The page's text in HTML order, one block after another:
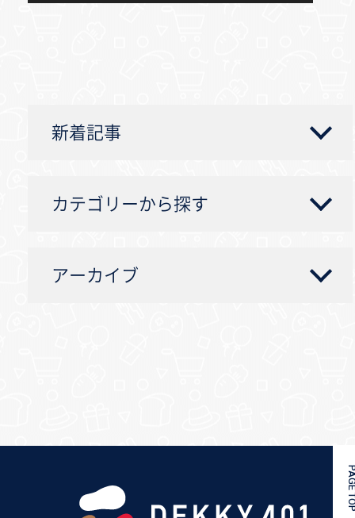
新着記事
カテゴリーから探す
アーカイブ